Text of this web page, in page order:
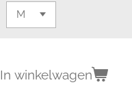
In winkelwagen